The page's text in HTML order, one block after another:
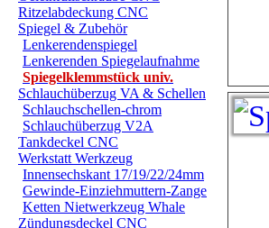
Ritzelabdeckung CNC
Spiegel & Zubehör
Lenkerendenspiegel
Lenkerenden Spiegelaufnahme
Spiegelklemmstück univ.
Schlauchüberzug VA & Schellen
Schlauchschellen-chrom
Schlauchüberzug V2A
Tankdeckel CNC
Werkstatt Werkzeug
Innensechskant 17/19/22/24mm
Gewinde-Einziehmuttern-Zange
Ketten Nietwerkzeug Whale
Zündungsdeckel CNC